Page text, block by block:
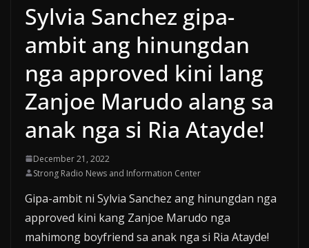
Sylvia Sanchez gipa-
ambit ang hinungdan
nga approved kini lang
Zanjoe Marudo alang sa
anak nga si Ria Atayde!
December 21, 2022
Strong Radio News and Information Center
Gipa-ambit ni Sylvia Sanchez ang hinungdan nga
approved kini kang Zanjoe Marudo nga
mahimong boyfriend sa anak nga si Ria Atayde!